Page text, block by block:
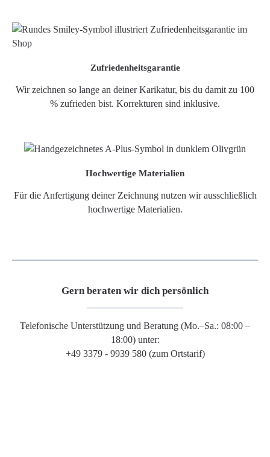
Zufriedenheitsgarantie
Wir zeichnen so lange an deiner Karikatur, bis du damit zu 100
% zufrieden bist. Korrekturen sind inklusive.
Hochwertige Materialien
Für die Anfertigung deiner Zeichnung nutzen wir ausschließlich
hochwertige Materialien.
Gern beraten wir dich persönlich
Telefonische Unterstützung und Beratung (Mo.–Sa.: 08:00 –
18:00) unter:
+49 3379 - 9939 580 (zum Ortstarif)